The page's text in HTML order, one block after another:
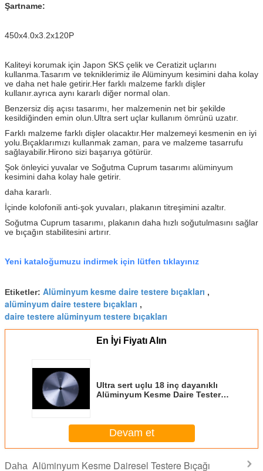
Şartname:
450x4.0x3.2x120P
Kaliteyi korumak için Japon SKS çelik ve Ceratizit uçlarını
kullanma.Tasarım ve tekniklerimiz ile Alüminyum kesimini daha kolay
ve daha net hale getirir.Her farklı malzeme farklı dişler
kullanır.ayrıca aynı kararlı diğer normal olan.
Benzersiz diş açısı tasarımı, her malzemenin net bir şekilde
kesildiğinden emin olun.Ultra sert uçlar kullanım ömrünü uzatır.
Farklı malzeme farklı dişler olacaktır.Her malzemeyi kesmenin en iyi
yolu.Bıçaklarımızı kullanmak zaman, para ve malzeme tasarrufu
sağlayabilir.Hirono sizi başarıya götürür.
Şok önleyici yuvalar ve Soğutma Cuprum tasarımı alüminyum
kesimini daha kolay hale getirir.
daha kararlı.
İçinde kolofonili anti-şok yuvaları, plakanın titreşimini azaltır.
Soğutma Cuprum tasarımı, plakanın daha hızlı soğutulmasını sağlar
ve bıçağın stabilitesini artırır.
Yeni kataloğumuzu indirmek için lütfen tıklayınız
Etiketler: Alüminyum kesme daire testere bıçakları ,
alüminyum daire testere bıçakları ,
daire testere alüminyum testere bıçakları
En İyi Fiyatı Alın
Ultra sert uçlu 18 inç dayanıklı
Alüminyum Kesme Daire Testere
Devam et
Daha Alüminyum Kesme Dairesel Testere Bıçağı